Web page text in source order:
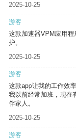
2025-10-25
游客
这款加速器VPM应用
护。
2025-10-25
游客
这款app让我的工作效
我以前经常加班，现在
伴家人。
2025-10-25
游客